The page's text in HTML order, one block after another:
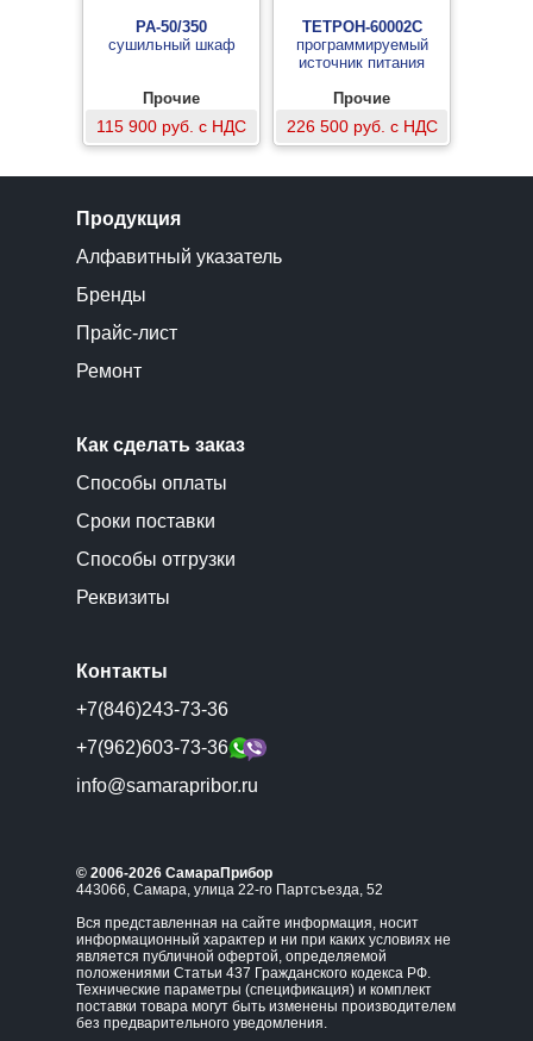
PA-50/350
сушильный шкаф
Прочие
115 900 руб. с НДС
ТЕТРОН-60002С
программируемый
источник питания
Прочие
226 500 руб. с НДС
Продукция
Алфавитный указатель
Бренды
Прайс-лист
Ремонт
Как сделать заказ
Способы оплаты
Сроки поставки
Способы отгрузки
Реквизиты
Контакты
+7(846)243-73-36
+7(962)603-73-36
info@samarapribor.ru
© 2006-2026 СамараПрибор
443066, Самара, улица 22-го Партсъезда, 52
Вся представленная на сайте информация, носит
информационный характер и ни при каких условиях не
является публичной офертой, определяемой
положениями Статьи 437 Гражданского кодекса РФ.
Технические параметры (спецификация) и комплект
поставки товара могут быть изменены производителем
без предварительного уведомления.